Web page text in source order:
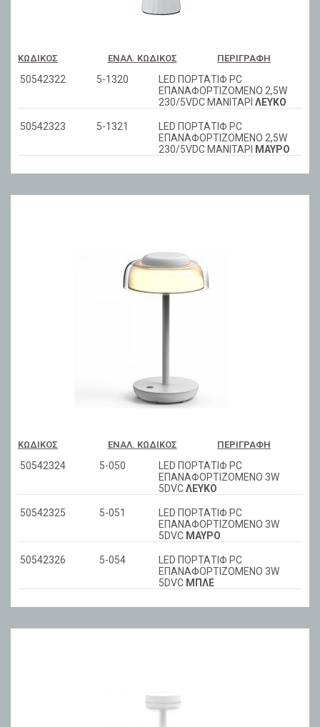
ΚΩΔΙΚΌΣ ΕΝΑΛ. ΚΩΔΙΚΌΣ ΠΕΡΙΓΡΑΦΉ
50542322 5-1320
LED ΠΟΡΤΑΤΙΦ PC
ΕΠΑΝΑΦΟΡΤΙΖΟΜΕΝΟ 2,5W
230/5VDC ΜΑΝΙΤΑΡΙ ΛΕΥΚΟ
50542323 5-1321
LED ΠΟΡΤΑΤΙΦ PC
ΕΠΑΝΑΦΟΡΤΙΖΟΜΕΝΟ 2,5W
230/5VDC ΜΑΝΙΤΑΡΙ
ΜΑΥΡΟ
ΚΩΔΙΚΌΣ ΕΝΑΛ. ΚΩΔΙΚΌΣ ΠΕΡΙΓΡΑΦΉ
50542324 5-050
LED ΠΟΡΤΑΤΙΦ PC
ΕΠΑΝΑΦΟΡΤΙΖΟMENO 3W
5DVCΛΕΥΚΟ
50542325 5-051
LED ΠΟΡΤΑΤΙΦ PC
ΕΠΑΝΑΦΟΡΤΙΖΟMENO 3W
5DVC ΜΑΥΡΟ
50542326 5-054
LED ΠΟΡΤΑΤΙΦ PC
ΕΠΑΝΑΦΟΡΤΙΖΟMENO 3W
5DVC ΜΠΛΕ